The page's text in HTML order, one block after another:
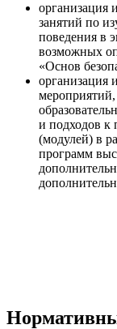
организация
занятий по
поведения в
возможных
«Основ
организация
и подходов к
(модулей) в
программ